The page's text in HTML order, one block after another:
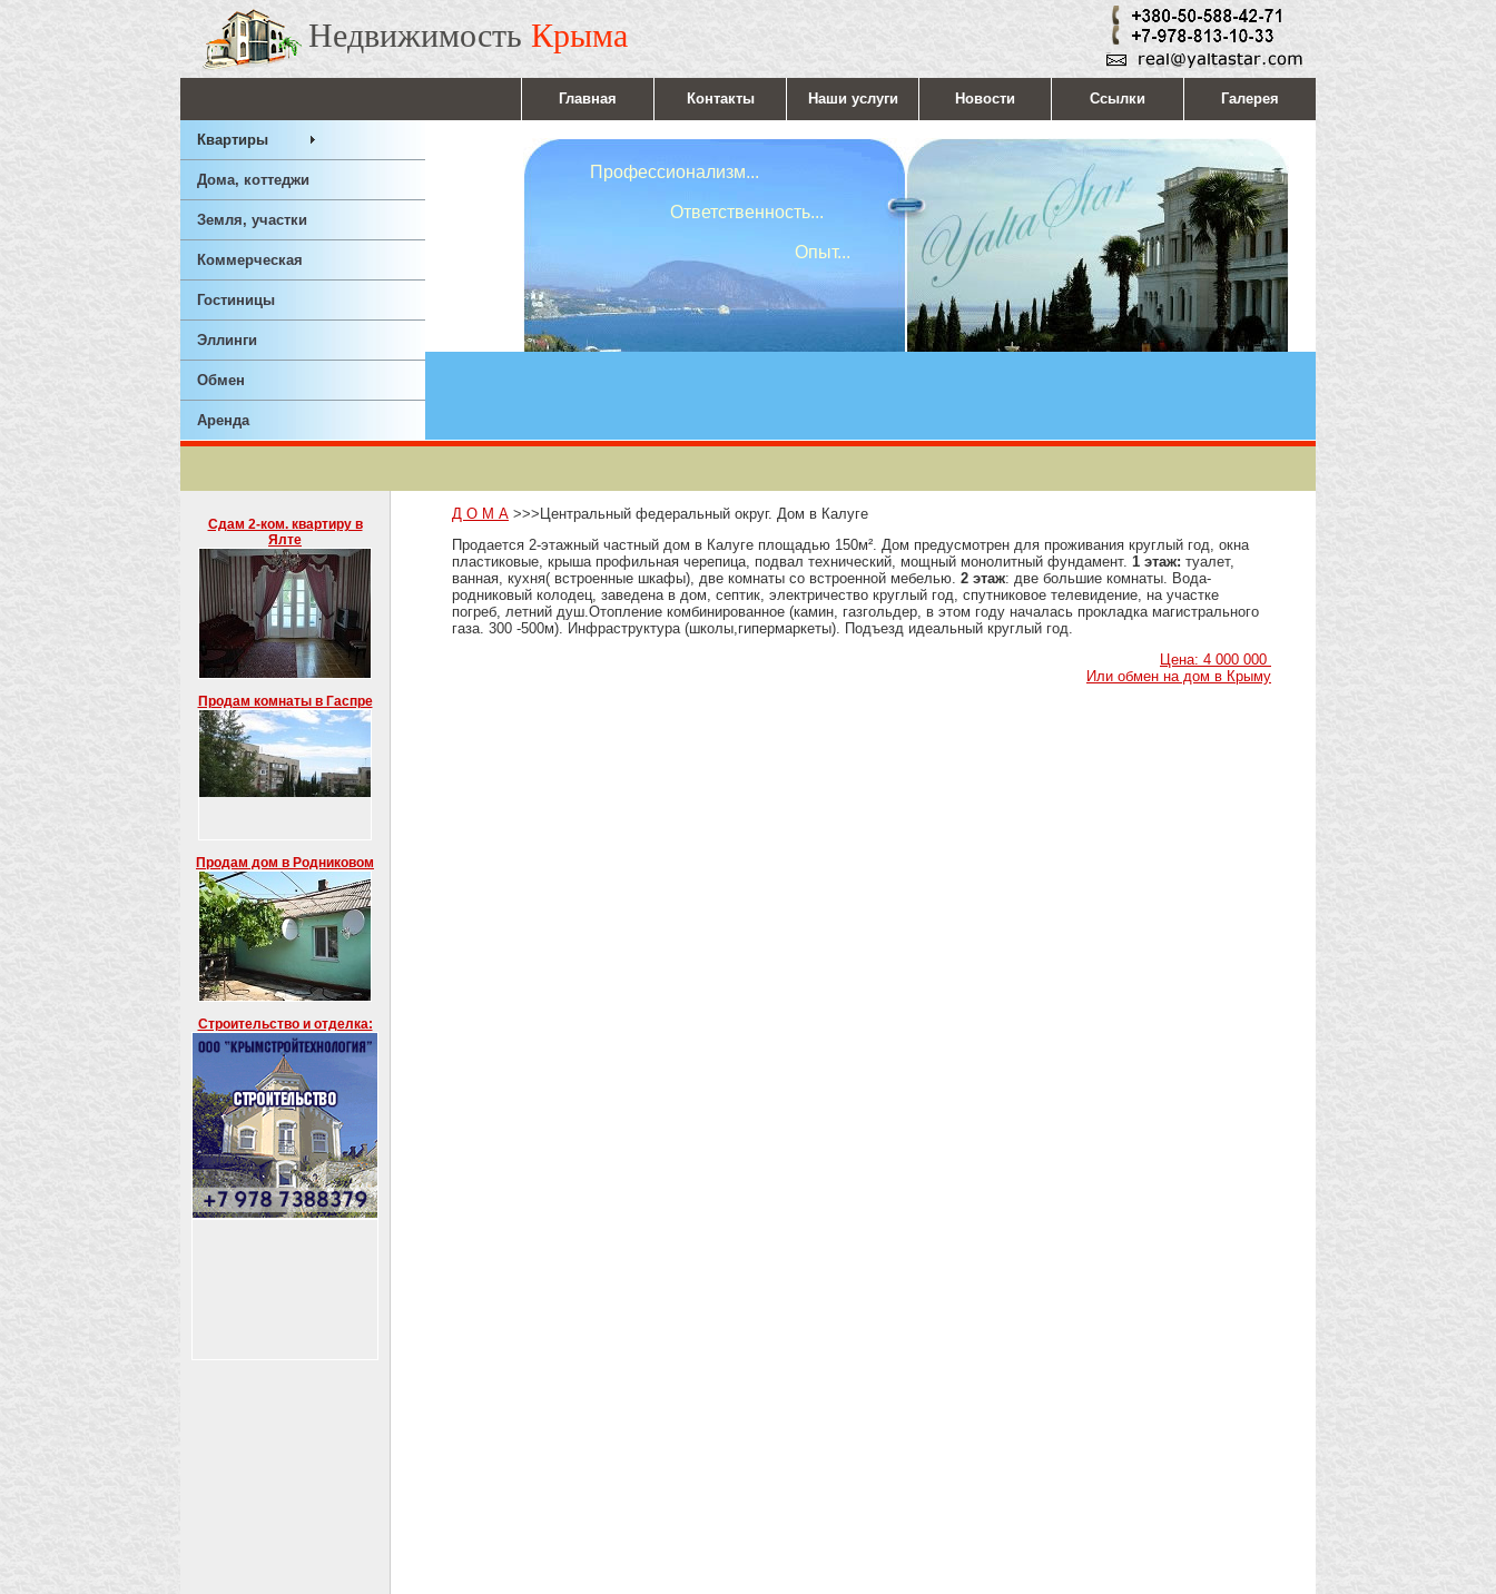
Недвижимость Крыма
Главная Контакты Наши услуги Новости Ссылки Галерея
Квартиры
Дома, коттеджи
Земля, участки
Коммерческая
Гостиницы
Эллинги
Обмен
Аренда
Профессионализм...
Ответственность...
Опыт...
Сдам 2-ком. квартиру в
Ялте
Продам комнаты в Гаспре
Продам дом в Родниковом
Строительство и отделка:
Д О М А >>>Центральный федеральный округ. Дом в Калуге
Продается 2-этажный частный дом в Калуге площадью 150м². Дом предусмотрен для проживания круглый год, окна
пластиковые, крыша профильная черепица, подвал технический, мощный монолитный фундамент. 1 этаж: туалет,
ванная, кухня( встроенные шкафы), две комнаты со встроенной мебелью. 2 этаж: две большие комнаты. Вода-
родниковый колодец, заведена в дом, септик, электричество круглый год, спутниковое телевидение, на участке
погреб, летний душ.Отопление комбинированное (камин, газгольдер, в этом году началась прокладка магистрального
газа. 300 -500м). Инфраструктура (школы,гипермаркеты). Подъезд идеальный круглый год.
Цена: 4 000 000
Или обмен на дом в Крыму